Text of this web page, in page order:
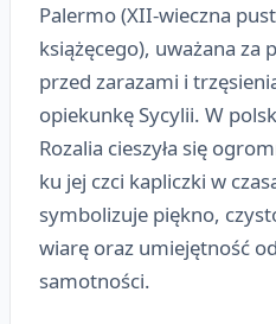
Palermo (XII-wieczna
książęcego), uważana za
przed zarazami i
opiekunkę Sycylii. W
Rozalia cieszyła się
ku jej czci kapliczki w
symbolizuje piękno,
wiarę oraz umiejętność
samotności.